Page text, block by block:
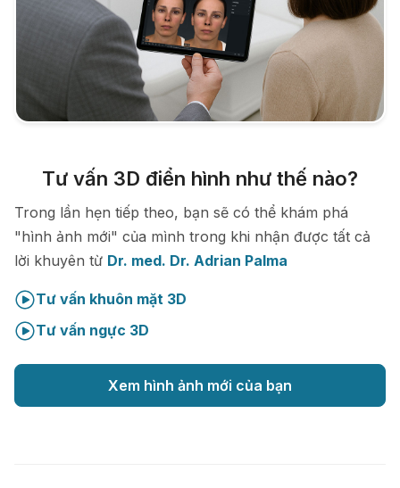
Tư vấn 3D điển hình như thế nào?
Trong lần hẹn tiếp theo, bạn sẽ có thể khám phá
"hình ảnh mới" của mình trong khi nhận được tất cả
lời khuyên từ Dr. med. Dr. Adrian Palma
Tư vấn khuôn mặt 3D
Tư vấn ngực 3D
Xem hình ảnh mới của bạn